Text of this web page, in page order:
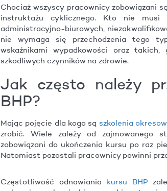
Chociaż wszyscy pracownicy zobowiązani
instruktażu cyklicznego. Kto nie musi
administracyjno-biurowych,
nie wymaga się przechodzenia tego
wskaźnikami wypadkowości oraz
szkodliwych czynników na zdrowie.
Jak często należy
BHP?
Mając pojęcie dla kogo są szkolenia
zrobić. Wiele zależy od zajmowanego
zobowiązani do ukończenia kursu po raz
Natomiast pozostali pracownicy powinni
Częstotliwość odnawiania kursu BHP